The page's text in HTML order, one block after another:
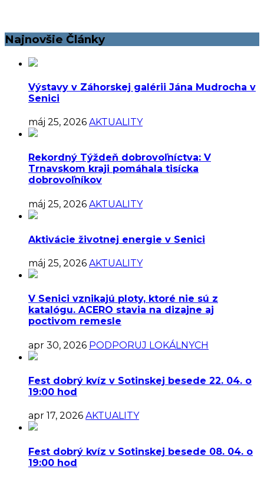
Najnovšie Články
Výstavy v Záhorskej galérii Jána Mudrocha v
Senici
máj 25, 2026 AKTUALITY
Rekordný Týždeň dobrovoľníctva: V
Trnavskom kraji pomáhala tisícka
dobrovoľníkov
máj 25, 2026 AKTUALITY
Aktivácie životnej energie v Senici
máj 25, 2026 AKTUALITY
V Senici vznikajú ploty, ktoré nie sú z
katalógu. ACERO stavia na dizajne aj
poctivom remesle
apr 30, 2026 PODPORUJ LOKÁLNYCH
Fest dobrý kvíz v Sotinskej besede 22. 04. o
19:00 hod
apr 17, 2026 AKTUALITY
Fest dobrý kvíz v Sotinskej besede 08. 04. o
19:00 hod